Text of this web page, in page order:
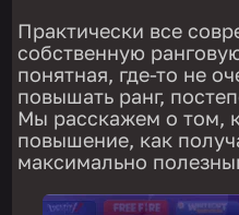
Практически все
собственную
понятная, где-то не
повышать ранг,
Мы расскажем о том,
повышение, как
максимально